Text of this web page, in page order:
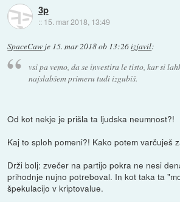
3p
:: 15. mar 2018, 13:49
SpaceCaw je 15. mar 2018 ob 13:26izjavil:
vsi pa vemo, da se investira le tisto, kar si
najslabšem primeru tudi izgubiš.
Od kot nekje je prišla ta ljudska neumnost?!
Kaj to sploh pomeni?! Kako potem varčuješ
Drži bolj: zvečer na partijo pokra ne nesi
prihodnje nujno potreboval. In kot taka ta
špekulacijo v kriptovalue.